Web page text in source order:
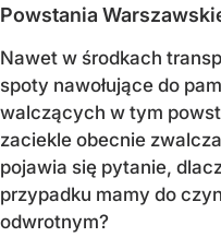
Powstania
Nawet w środkach
spoty nawołujące do
walczących w tym
zaciekle obecnie
pojawia się pytanie,
przypadku mamy do
odwrotnym?